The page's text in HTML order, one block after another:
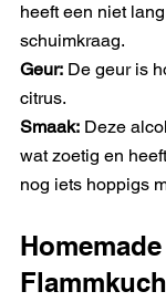
heeft een niet
schuimkraag.
Geur: De geur is
citrus.
Smaak: Deze
wat zoetig en
nog iets hoppigs
Homemade